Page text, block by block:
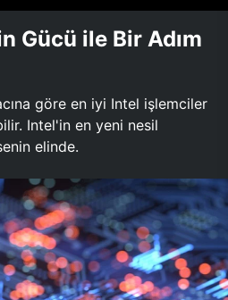
Gücü ile Bir Adım
göre en iyi Intel işlemciler
Intel'in en yeni nesil
elinde.